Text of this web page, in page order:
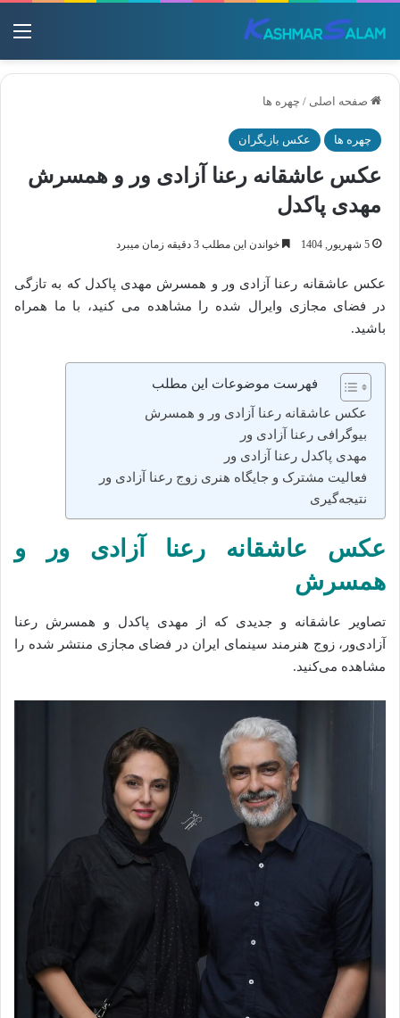
صفحه اصلی / چهره ها
چهره ها عکس بازیگران
عکس عاشقانه رعنا آزادی ور و همسرش
مهدی پاکدل
5 شهریور, 1404 خواندن این مطلب 3 دقیقه زمان میبرد
عکس عاشقانه رعنا آزادی ور و همسرش مهدی پاکدل که به تازگی
در فضای مجازی وایرال شده را مشاهده می کنید، با ما همراه
باشید.
فهرست موضوعات این مطلب
عکس عاشقانه رعنا آزادی ور و همسرش
بیوگرافی رعنا آزادی‌ ور
مهدی پاکدل رعنا آزادی‌ ور
فعالیت مشترک و جایگاه هنری زوج رعنا آزادی‌ ور
نتیجه‌گیری
عکس عاشقانه رعنا آزادی ور و
همسرش
تصاویر عاشقانه و جدیدی که از مهدی پاکدل و همسرش رعنا
آزادی‌ور، زوج هنرمند سینمای ایران در فضای مجازی منتشر شده را
مشاهده می‌کنید.